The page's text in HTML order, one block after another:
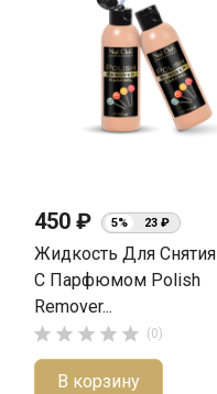
450 ₽ 5% 23 ₽
Жидкость Для
С Парфюмом Polish
Remover...
     (0)
В корзину